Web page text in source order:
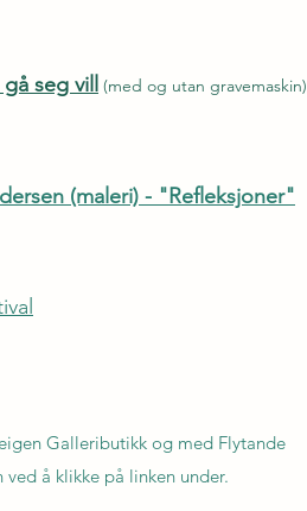
seg vill (med og utan gravemaskin)
(maleri) - "Refleksjoner"
Galleributikk og med Flytande
å klikke på linken under.